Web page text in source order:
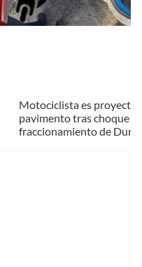
Motociclista es
pavimento tras choque
fraccionamiento de